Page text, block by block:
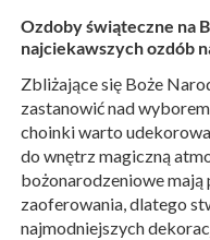
Ozdoby świąteczne na
najciekawszych ozdób
Zbliżające się Boże
zastanowić nad
choinki warto
do wnętrz magiczną
bożonarodzeniowe
zaoferowania, dlatego
najmodniejszych